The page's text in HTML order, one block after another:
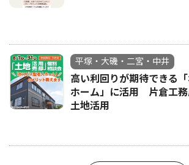
平塚・大磯・二宮・中井
高い利回りが期待できる
ホーム」に活用 片倉工
土地活用